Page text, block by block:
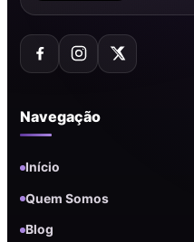
Navegação
Início
Quem Somos
Blog